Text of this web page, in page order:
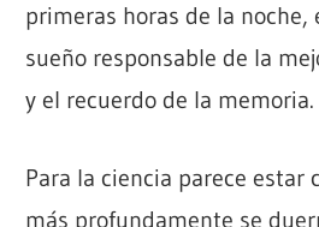
primeras horas de la noche,
sueño responsable de la
y el recuerdo de la
Para la ciencia parece estar
más profundamente se